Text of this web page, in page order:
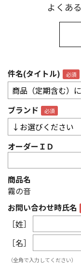
よくあ
件名(タイトル)
ブランド
オーダーＩＤ
商品名
霧の音
お問い合わせ時氏名
［姓］
［名］
（全角で入力してください）